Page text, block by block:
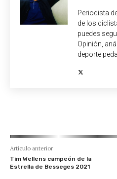
Periodista
de los
puedes
Opinión,
deporte pedal.
Artículo anterior
Tim Wellens campeón de la
Estrella de Besseges 2021